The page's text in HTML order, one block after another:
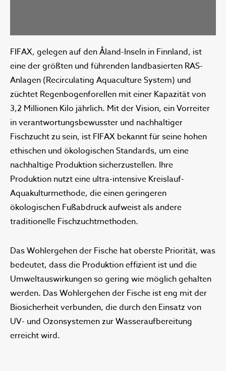
FIFAX, gelegen auf den Åland-Inseln in Finnland, ist
eine der größten und führenden landbasierten RAS-
Anlagen (Recirculating Aquaculture System) und
züchtet Regenbogenforellen mit einer Kapazität von
3,2 Millionen Kilo jährlich. Mit der Vision, ein Vorreiter
in verantwortungsbewusster und nachhaltiger
Fischzucht zu sein, ist FIFAX bekannt für seine hohen
ethischen und ökologischen Standards, um eine
nachhaltige Produktion sicherzustellen. Ihre
Produktion nutzt eine ultra-intensive Kreislauf-
Aquakulturmethode, die einen geringeren
ökologischen Fußabdruck aufweist als andere
traditionelle Fischzuchtmethoden.
Das Wohlergehen der Fische hat oberste Priorität, was
bedeutet, dass die Produktion effizient ist und die
Umweltauswirkungen so gering wie möglich gehalten
werden. Das Wohlergehen der Fische ist eng mit der
Biosicherheit verbunden, die durch den Einsatz von
UV- und Ozonsystemen zur Wasseraufbereitung
erreicht wird.